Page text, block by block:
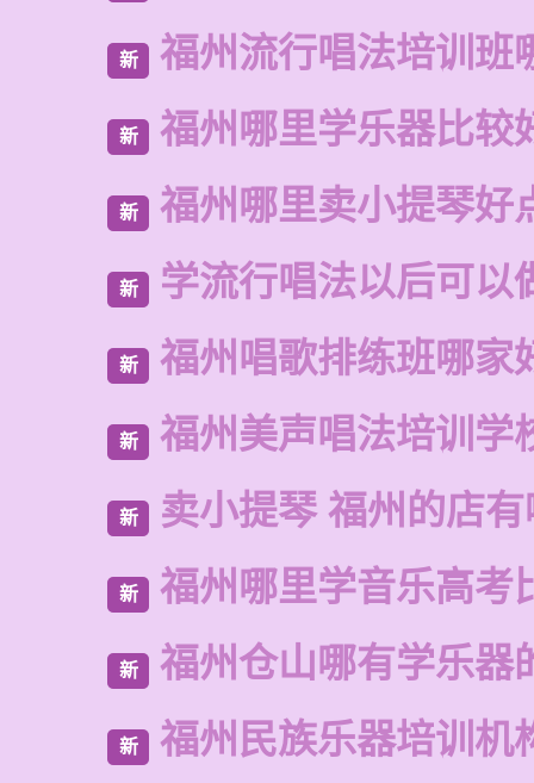
新 福州流行唱法培训班
新 福州哪里学乐器比较
新 福州哪里卖小提琴好
新 学流行唱法以后可以
新 福州唱歌排练班哪家
新 福州美声唱法培训学
新 卖小提琴 福州的店
新 福州哪里学音乐高考
新 福州仓山哪有学乐器
新 福州民族乐器培训机